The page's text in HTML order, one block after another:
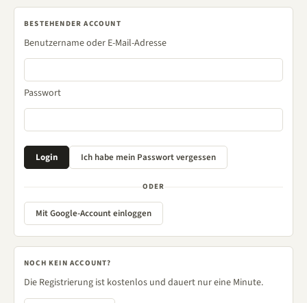
BESTEHENDER ACCOUNT
Benutzername oder E-Mail-Adresse
Passwort
ODER
Mit Google-Account einloggen
NOCH KEIN ACCOUNT?
Die Registrierung ist kostenlos und dauert nur eine Minute.